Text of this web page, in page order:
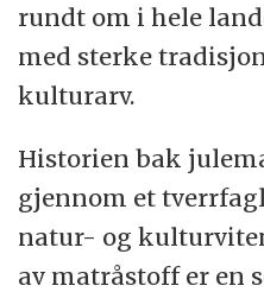
rundt om i hele
med sterke
kulturarv.
Historien bak
gjennom et
natur- og
av matråstoff er en